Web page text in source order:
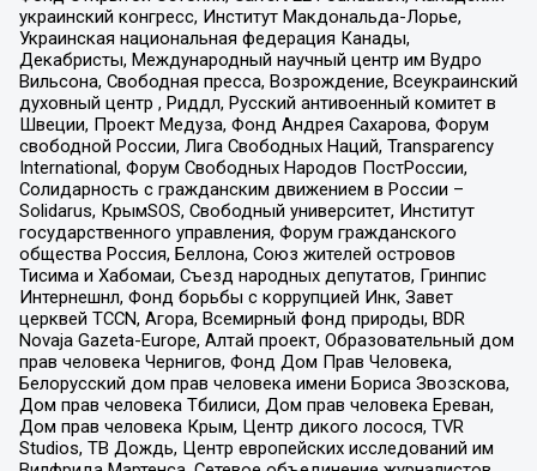
украинский конгресс, Институт Макдональда-Лорье,
Украинская национальная федерация Канады,
Декабристы, Международный научный центр им Вудро
Вильсона, Свободная пресса, Возрождение, Всеукраинский
духовный центр , Риддл, Русский антивоенный комитет в
Швеции, Проект Медуза, Фонд Андрея Сахарова, Форум
свободной России, Лига Свободных Наций, Transparеncy
International, Форум Свободных Народов ПостРоссии,
Солидарность с гражданским движением в России –
Solidarus, КрымSOS, Свободный университет, Институт
государственного управления, Форум гражданского
общества Россия, Беллона, Союз жителей островов
Тисима и Хабомаи, Съезд народных депутатов, Гринпис
Интернешнл, Фонд борьбы с коррупцией Инк, Завет
церквей TCCN, Агора, Всемирный фонд природы, BDR
Novaja Gazeta-Europe, Алтай проект, Образовательный дом
прав человека Чернигов, Фонд Дом Прав Человека,
Белорусский дом прав человека имени Бориса Звозскова,
Дом прав человека Тбилиси, Дом прав человека Ереван,
Дом прав человека Крым, Центр дикого лосося, TVR
Studios, ТВ Дождь, Центр европейских исследований им